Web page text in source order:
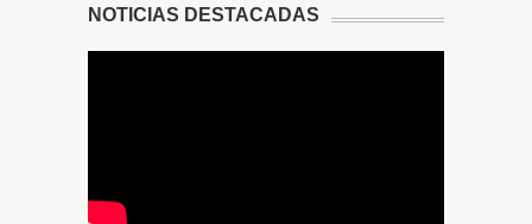
NOTICIAS DESTACADAS